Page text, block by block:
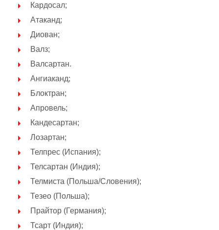
Кардосал;
Атаканд;
Диован;
Валз;
Валсартан.
Ангиаканд;
Блоктран;
Апровель;
Кандесартан;
Лозартан;
Телпрес (Испания);
Телсартан (Индия);
Телмиста (Польша/Словения);
Тезео (Польша);
Прайтор (Германия);
Тсарт (Индия);